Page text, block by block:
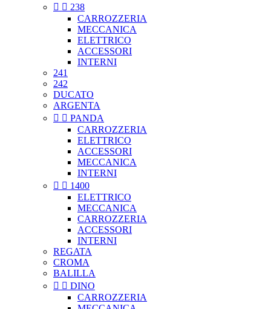
  238
CARROZZERIA
MECCANICA
ELETTRICO
ACCESSORI
INTERNI
241
242
DUCATO
ARGENTA
  PANDA
CARROZZERIA
ELETTRICO
ACCESSORI
MECCANICA
INTERNI
  1400
ELETTRICO
MECCANICA
CARROZZERIA
ACCESSORI
INTERNI
REGATA
CROMA
BALILLA
  DINO
CARROZZERIA